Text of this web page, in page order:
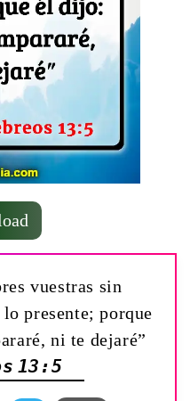
vuestras sin
presente; porque
ni te dejaré”
13:5